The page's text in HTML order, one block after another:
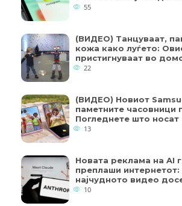
55
(ВИДЕО) Танцуваат,
кожа како луѓето:
пристигнуваат во
22
(ВИДЕО) Новиот
паметните часовници
Погледнете што носат
13
Новата реклама на AI
преплаши
најчудното видео
10